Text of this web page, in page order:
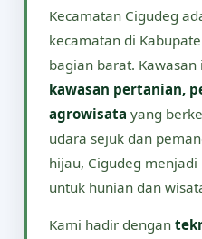
Kecamatan Cigudeg
kecamatan di
bagian barat.
kawasan pertanian,
agrowisata yang
udara sejuk dan
hijau, Cigudeg
untuk hunian dan
Kami hadir dengan